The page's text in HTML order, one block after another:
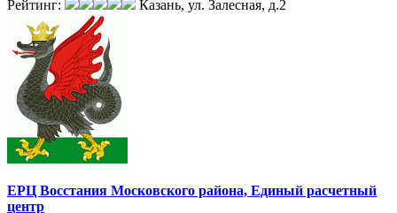
Рейтинг: Казань, ул. Залесная, д.2
ЕРЦ Восстания Московского района, Единый расчетный
центр